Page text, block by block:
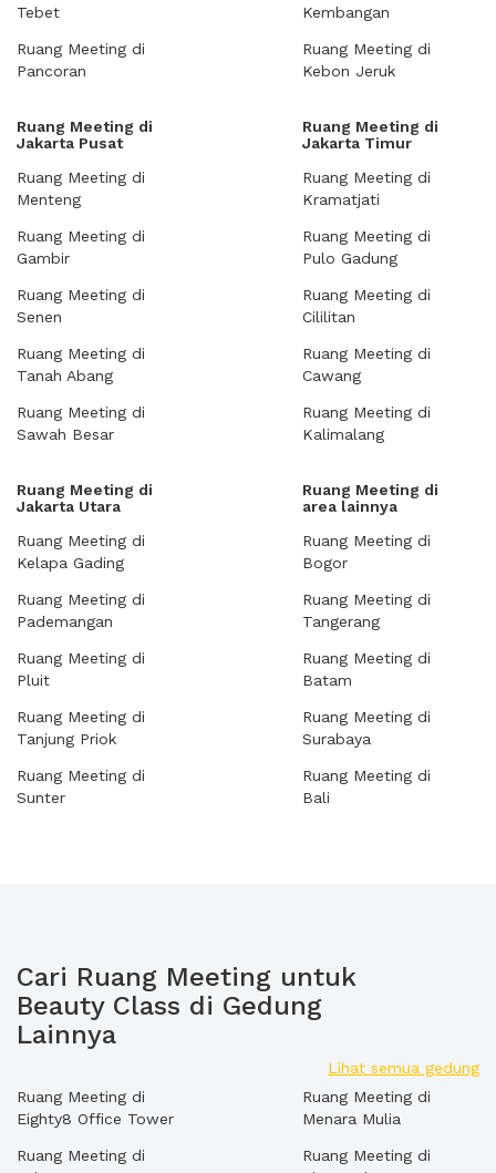
Tebet
Ruang Meeting di
Pancoran
Kembangan
Ruang Meeting di
Kebon Jeruk
Ruang Meeting di
Jakarta Pusat
Ruang Meeting di
Menteng
Ruang Meeting di
Gambir
Ruang Meeting di
Senen
Ruang Meeting di
Tanah Abang
Ruang Meeting di
Sawah Besar
Ruang Meeting di
Jakarta Timur
Ruang Meeting di
Kramatjati
Ruang Meeting di
Pulo Gadung
Ruang Meeting di
Cililitan
Ruang Meeting di
Cawang
Ruang Meeting di
Kalimalang
Ruang Meeting di
Jakarta Utara
Ruang Meeting di
Kelapa Gading
Ruang Meeting di
Pademangan
Ruang Meeting di
Pluit
Ruang Meeting di
Tanjung Priok
Ruang Meeting di
Sunter
Ruang Meeting di
area lainnya
Ruang Meeting di
Bogor
Ruang Meeting di
Tangerang
Ruang Meeting di
Batam
Ruang Meeting di
Surabaya
Ruang Meeting di
Bali
Cari Ruang Meeting untuk
Beauty Class di Gedung
Lainnya
Lihat semua gedung
Ruang Meeting di
Eighty8 Office Tower
Ruang Meeting di
Ruang Meeting di
Menara Mulia
Ruang Meeting di